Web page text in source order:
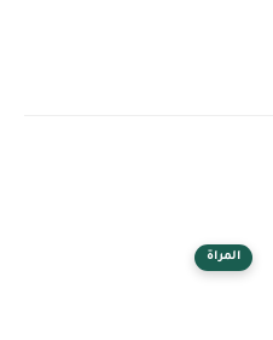
المراة